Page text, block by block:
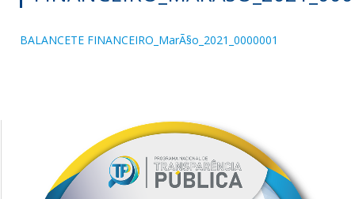
BALANCETE FINANCEIRO_MarÃ§o_2021_0000001